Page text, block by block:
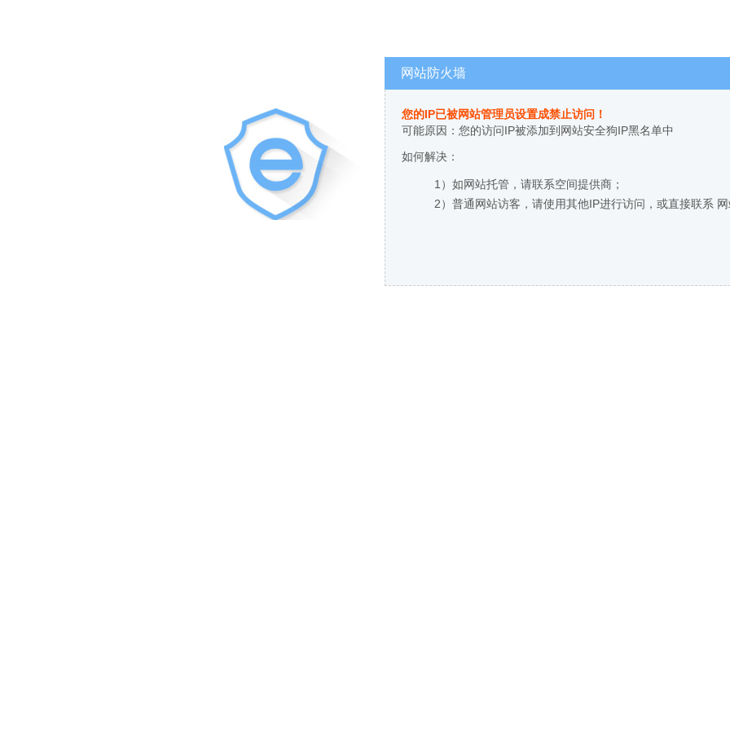
网站防火墙
您的IP已被网站管理员设置成禁止访问！
可能原因：您的访问IP被添加到网站安全狗IP黑名单中
如何解决：
1）如网站托管，请联系空间提供商；
2）普通网站访客，请使用其他IP进行访问，或直接联系 网